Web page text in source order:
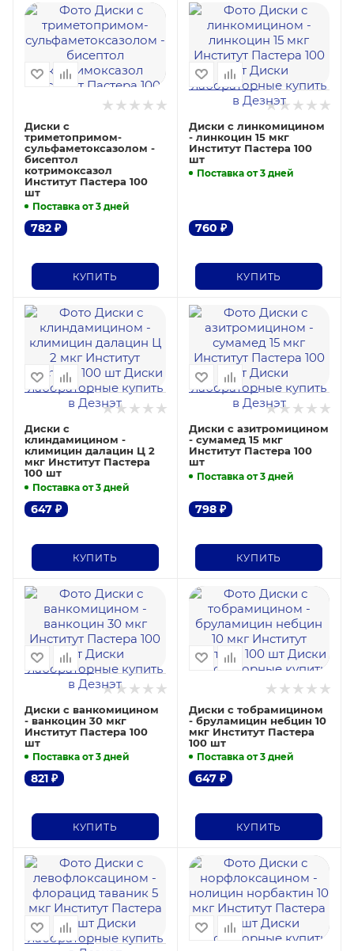
Диски с
триметопримом-
сульфаметоксазолом -
бисептол
котримоксазол
Институт Пастера 100
шт
Поставка от 3 дней
782 ₽
КУПИТЬ
Диски с линкомицином
- линкоцин 15 мкг
Институт Пастера 100
шт
Поставка от 3 дней
760 ₽
КУПИТЬ
Диски с
клиндамицином -
климицин далацин Ц 2
мкг Институт Пастера
100 шт
Поставка от 3 дней
647 ₽
КУПИТЬ
Диски с азитромицином
- сумамед 15 мкг
Институт Пастера 100
шт
Поставка от 3 дней
798₽
КУПИТЬ
Диски с ванкомицином
- ванкоцин 30 мкг
Институт Пастера 100
шт
Поставка от 3 дней
821 ₽
КУПИТЬ
Диски с тобрамицином
- бруламицин небцин 10
мкг Институт Пастера
100 шт
Поставка от 3 дней
647₽
КУПИТЬ